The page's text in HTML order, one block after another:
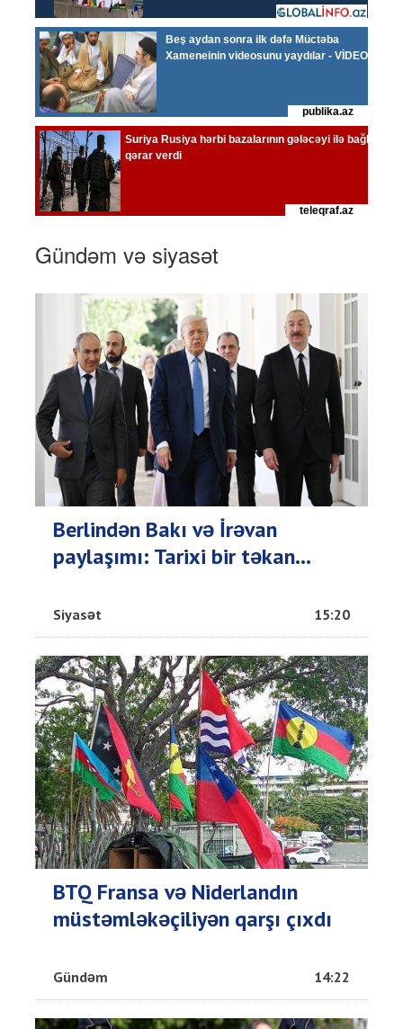
Gündəm və siyasət
Berlindən Bakı və İrəvan
paylaşımı: Tarixi bir təkan...
Siyasət 15:20
BTQ Fransa və Niderlandın
müstəmləkəçiliyən qarşı çıxdı
Gündəm 14:22